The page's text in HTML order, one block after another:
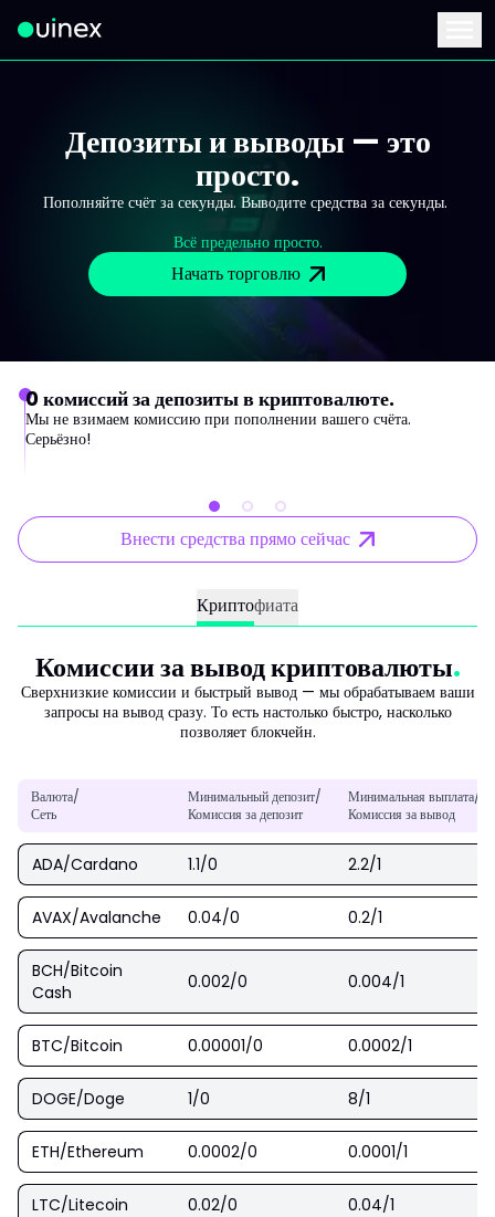
Это логотип, при нажатии на который вы перейдете на главную
Депозиты и выводы — это
просто.
Пополняйте счёт за секунды. Выводите средства за секунды.
Всё предельно просто.
Начать торговлю
0 комиссий за депозиты в криптовалюте.
Мы не взимаем комиссию при пополнении вашего счёта.
Серьёзно!
Внести средства прямо сейчас
Криптофиата
Комиссии за вывод криптовалюты
Сверхнизкие комиссии и быстрый вывод — мы обрабатываем ваши
запросы на вывод сразу. То есть настолько быстро, насколько
позволяет блокчейн.
Валюта/
Сеть
Минимальный депозит/
Комиссия за депозит
Минимальная выплата/
Комиссия за вывод
ADA/Cardano 1.1/0 2.2/1
AVAX/Avalanche 0.04/0 0.2/1
BCH/Bitcoin
Cash
0.002/0 0.004/1
BTC/Bitcoin 0.00001/0 0.0002/1
DOGE/Doge 1/0 8/1
ETH/Ethereum 0.0002/0 0.0001/1
LTC/Litecoin 0.02/0 0.04/1